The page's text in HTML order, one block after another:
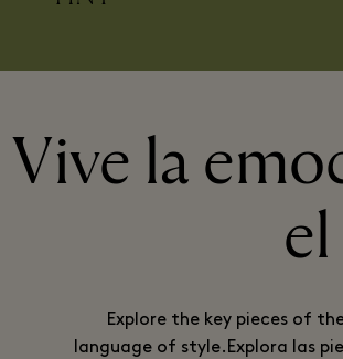
Vive la
Explore the key pieces of
language of style.Explora las